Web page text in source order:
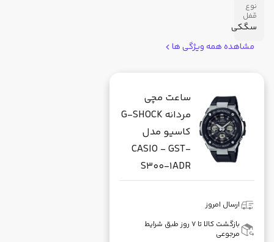
نوع
قفل
سگکی
مشاهده همه ویژگی ها
ساعت مچی
مردانه G-SHOCK
کاسیو مدل
CASIO - GST-
S300-1ADR
ارسال امروز
بازگشت کالا تا ۷ روز طبق شرایط
مرجوعی